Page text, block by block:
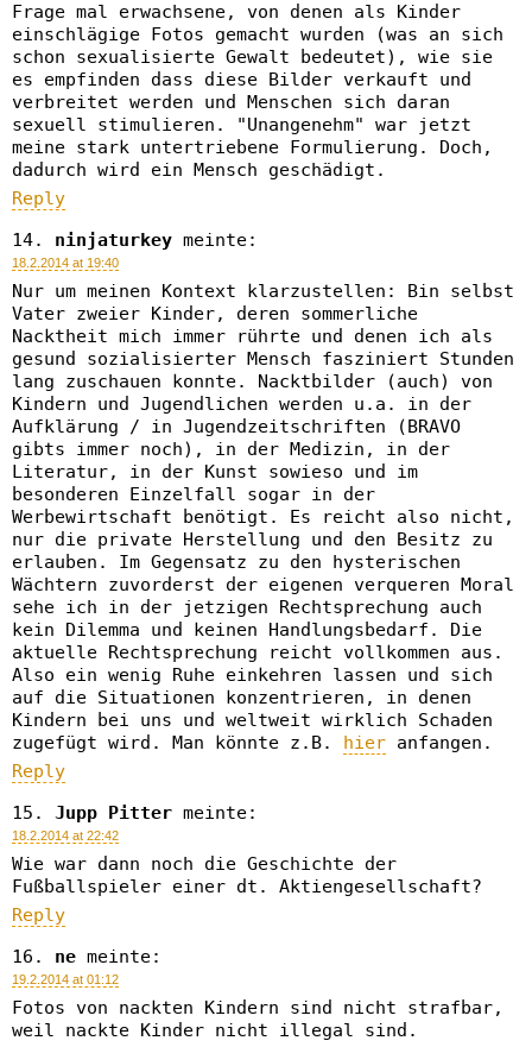
Frage mal erwachsene, von denen als Kinder
einschlägige Fotos gemacht wurden (was an sich
schon sexualisierte Gewalt bedeutet), wie sie
es empfinden dass diese Bilder verkauft und
verbreitet werden und Menschen sich daran
sexuell stimulieren. "Unangenehm" war jetzt
meine stark untertriebene Formulierung. Doch,
dadurch wird ein Mensch geschädigt.
Reply
ninjaturkey meinte:
18.2.2014 at 19:40
Nur um meinen Kontext klarzustellen: Bin selbst
Vater zweier Kinder, deren sommerliche
Nacktheit mich immer rührte und denen ich als
gesund sozialisierter Mensch fasziniert Stunden
lang zuschauen konnte. Nacktbilder (auch) von
Kindern und Jugendlichen werden u.a. in der
Aufklärung / in Jugendzeitschriften (BRAVO
gibts immer noch), in der Medizin, in der
Literatur, in der Kunst sowieso und im
besonderen Einzelfall sogar in der
Werbewirtschaft benötigt. Es reicht also nicht,
nur die private Herstellung und den Besitz zu
erlauben. Im Gegensatz zu den hysterischen
Wächtern zuvorderst der eigenen verqueren Moral
sehe ich in der jetzigen Rechtsprechung auch
kein Dilemma und keinen Handlungsbedarf. Die
aktuelle Rechtsprechung reicht vollkommen aus.
Also ein wenig Ruhe einkehren lassen und sich
auf die Situationen konzentrieren, in denen
Kindern bei uns und weltweit wirklich Schaden
zugefügt wird. Man könnte z.B. hier anfangen.
Reply
Jupp Pitter meinte:
18.2.2014 at 22:42
Wie war dann noch die Geschichte der
Fußballspieler einer dt. Aktiengesellschaft?
Reply
ne meinte:
19.2.2014 at 01:12
Fotos von nackten Kindern sind nicht strafbar,
weil nackte Kinder nicht illegal sind.